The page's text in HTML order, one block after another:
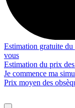
Estimation gratuite du
vous
Estimation du prix
Je commence ma
Prix moyen des